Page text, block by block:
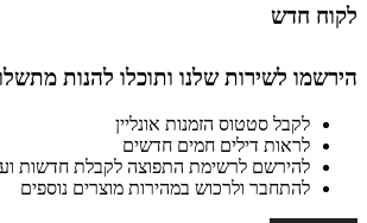
לקוח חדש
הירשמו לשירות שלנו ותוכלו להנות
לקבל סטטוס הזמנות אונליין
לראות דילים חמים חדשים
להירשם לרשימת התפוצה לקבלת חדשות
להתחבר ולרכוש במהירות מוצרים נוספים